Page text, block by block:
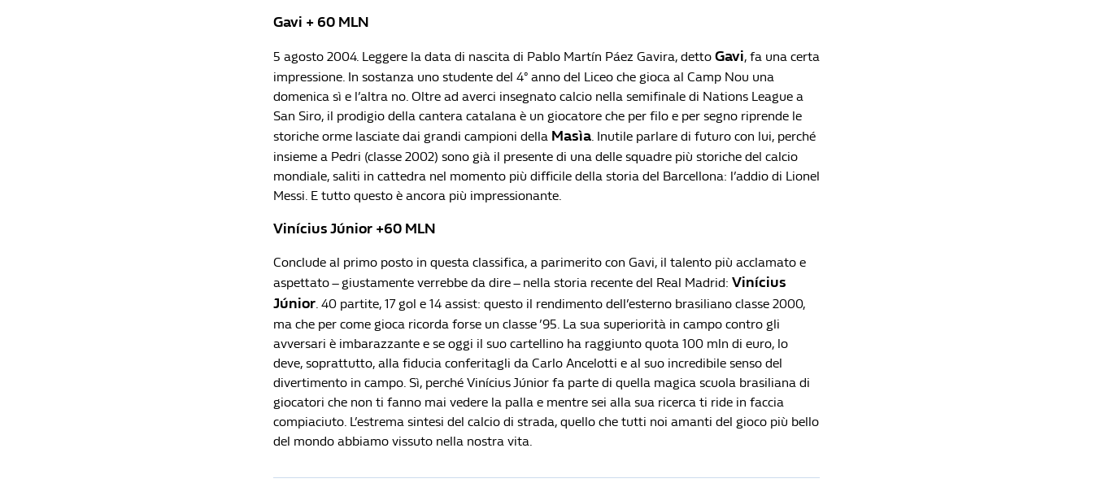
Gavi + 60 MLN
5 agosto 2004. Leggere la data di nascita di Pablo Martín Páez Gavira, detto Gavi, fa una certa
impressione. In sostanza uno studente del 4° anno del Liceo che gioca al Camp Nou una
domenica sì e l’altra no. Oltre ad averci insegnato calcio nella semifinale di Nations League a
San Siro, il prodigio della cantera catalana è un giocatore che per filo e per segno riprende le
storiche orme lasciate dai grandi campioni della Masìa. Inutile parlare di futuro con lui, perché
insieme a Pedri (classe 2002) sono già il presente di una delle squadre più storiche del calcio
mondiale, saliti in cattedra nel momento più difficile della storia del Barcellona: l’addio di Lionel
Messi. E tutto questo è ancora più impressionante.
Vinícius Júnior +60 MLN
Conclude al primo posto in questa classifica, a parimerito con Gavi, il talento più acclamato e
aspettato – giustamente verrebbe da dire – nella storia recente del Real Madrid: Vinícius
Júnior. 40 partite, 17 gol e 14 assist: questo il rendimento dell’esterno brasiliano classe 2000,
ma che per come gioca ricorda forse un classe ’95. La sua superiorità in campo contro gli
avversari è imbarazzante e se oggi il suo cartellino ha raggiunto quota 100 mln di euro, lo
deve, soprattutto, alla fiducia conferitagli da Carlo Ancelotti e al suo incredibile senso del
divertimento in campo. Sì, perché Vinícius Júnior fa parte di quella magica scuola brasiliana di
giocatori che non ti fanno mai vedere la palla e mentre sei alla sua ricerca ti ride in faccia
compiaciuto. L’estrema sintesi del calcio di strada, quello che tutti noi amanti del gioco più bello
del mondo abbiamo vissuto nella nostra vita.